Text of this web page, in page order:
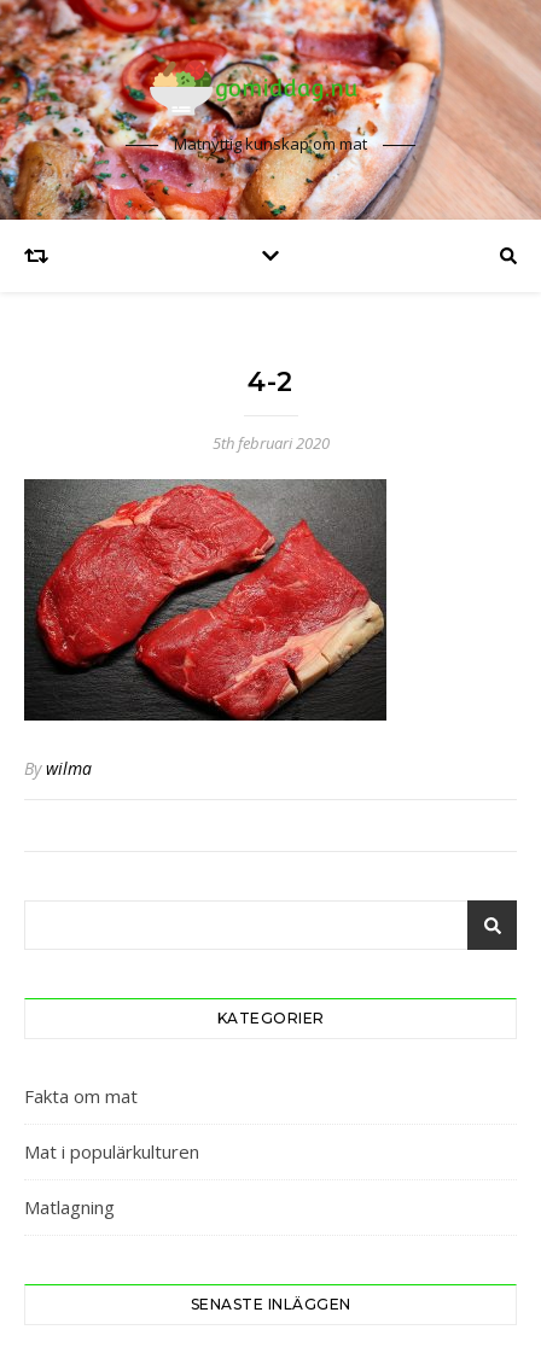
Matnyttig kunskap om mat
4-2
5th februari 2020
Bywilma
KATEGORIER
Fakta om mat
Mat i populärkulturen
Matlagning
SENASTE INLÄGGEN